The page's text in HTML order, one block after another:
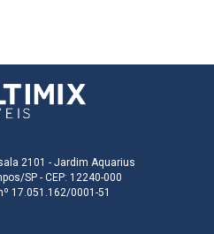
2101 - Jardim Aquarius
SP - CEP: 12240-000
17.051.162/0001-51